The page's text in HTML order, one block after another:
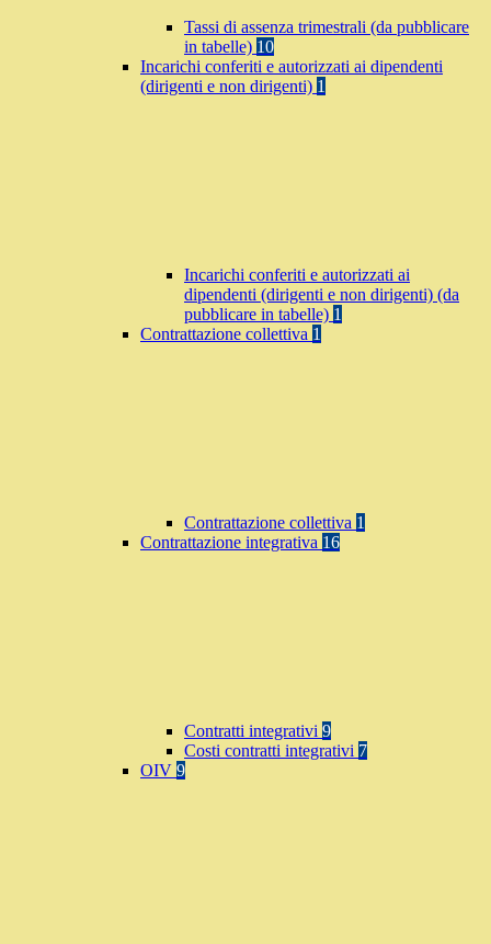
Tassi di assenza trimestrali (da pubblicare
in tabelle) 10
Incarichi conferiti e autorizzati ai dipendenti
(dirigenti e non dirigenti) 1
Incarichi conferiti e autorizzati ai
dipendenti (dirigenti e non dirigenti) (da
pubblicare in tabelle) 1
Contrattazione collettiva 1
Contrattazione collettiva 1
Contrattazione integrativa 16
Contratti integrativi 9
Costi contratti integrativi 7
OIV 9